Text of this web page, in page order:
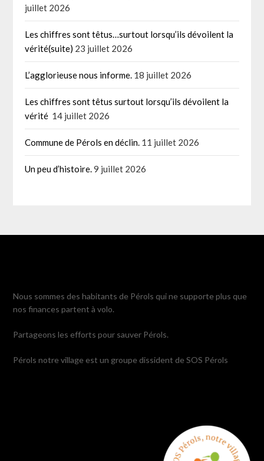
juillet 2026
Les chiffres sont têtus…surtout lorsqu’ils dévoilent la
vérité(suite) 23 juillet 2026
L’agglorieuse nous informe. 18 juillet 2026
Les chiffres sont têtus surtout lorsqu’ils dévoilent la
vérité 14 juillet 2026
Commune de Pérols en déclin. 11 juillet 2026
Un peu d’histoire.9 juillet 2026
Nous sommes des habitants de Pérols qui ne supporte plus que
nos finances partent à volo.
Partageons les efforts pour sauver Pérols.
Pérols notre village est un groupe dissident de SOS Pérols